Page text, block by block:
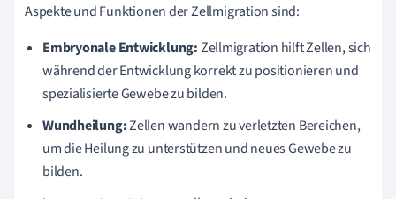
Aspekte und Funktionen der Zellmigration sind:
Embryonale Entwicklung:Zellmigration hilft Zellen, sich
während der Entwicklung korrekt zu positionieren und
spezialisierte Gewebe zu bilden.
Wundheilung:Zellen wandern zu verletzten Bereichen,
um die Heilung zu unterstützen und neues Gewebe zu
bilden.